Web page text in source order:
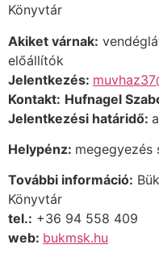
Könyvtár
Akiket várnak:
előállítók
Jelentkezés:
Kontakt: Hufnagel
Jelentkezési határidő:
Helypénz: megegyezés
További információ:
Könyvtár
tel.: +36 94 558 409
web: bukmsk.hu